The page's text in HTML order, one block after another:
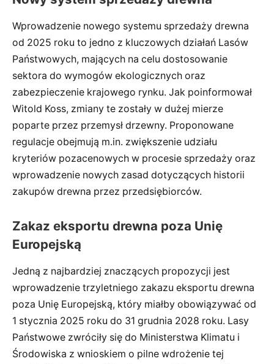
Wprowadzenie nowego systemu sprzedaży drewna
od 2025 roku to jedno z kluczowych działań Lasów
Państwowych, mających na celu dostosowanie
sektora do wymogów ekologicznych oraz
zabezpieczenie krajowego rynku. Jak poinformował
Witold Koss, zmiany te zostały w dużej mierze
poparte przez przemysł drzewny. Proponowane
regulacje obejmują m.in. zwiększenie udziału
kryteriów pozacenowych w procesie sprzedaży oraz
wprowadzenie nowych zasad dotyczących historii
zakupów drewna przez przedsiębiorców.
Zakaz eksportu drewna poza Unię
Europejską
Jedną z najbardziej znaczących propozycji jest
wprowadzenie trzyletniego zakazu eksportu drewna
poza Unię Europejską, który miałby obowiązywać od
1 stycznia 2025 roku do 31 grudnia 2028 roku. Lasy
Państwowe zwróciły się do Ministerstwa Klimatu i
Środowiska z wnioskiem o pilne wdrożenie tej